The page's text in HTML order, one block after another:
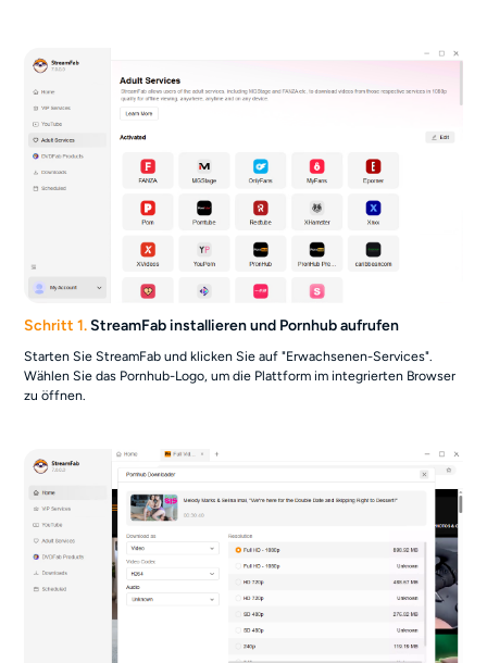
Schritt 1.StreamFab installieren und Pornhub aufrufen
Starten Sie StreamFab und klicken Sie auf "Erwachsenen-Services".
Wählen Sie das Pornhub-Logo, um die Plattform im integrierten Browser
zu öffnen.